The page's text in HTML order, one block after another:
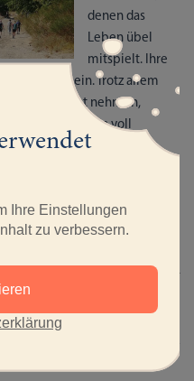
denen das
Leben übel
mitspielt. Ihre
zu sein. Trotz allem
nicht nehmen,
und gestalten voll
Ihre Einstellungen
zu verbessern.